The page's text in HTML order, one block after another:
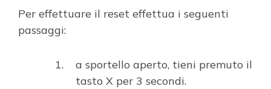
Per effettuare il reset effettua i seguenti
passaggi:
a sportello aperto, tieni premuto il
tasto X per 3 secondi.